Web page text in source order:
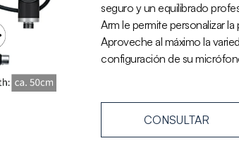
seguro y un equilibrado
Arm le permite personalizar
Aproveche al máximo la
configuración de su
CONSULTAR